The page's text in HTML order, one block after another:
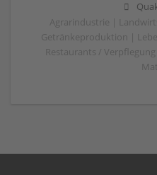
Agrarindustrie |
Getränkeproduktion |
Restaurants /